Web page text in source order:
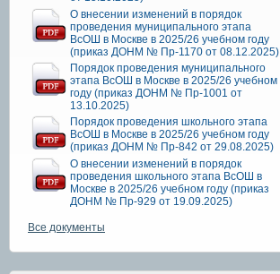
О внесении изменений в порядок
проведения муниципального этапа
ВсОШ в Москве в 2025/26 учебном году
(приказ ДОНМ № Пр-1170 от 08.12.2025)
Порядок проведения муниципального
этапа ВсОШ в Москве в 2025/26 учебном
году (приказ ДОНМ № Пр-1001 от
13.10.2025)
Порядок проведения школьного этапа
ВсОШ в Москве в 2025/26 учебном году
(приказ ДОНМ № Пр-842 от 29.08.2025)
О внесении изменений в порядок
проведения школьного этапа ВсОШ в
Москве в 2025/26 учебном году (приказ
ДОНМ № Пр-929 от 19.09.2025)
Все документы